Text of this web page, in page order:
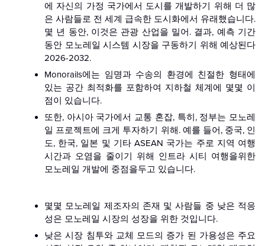
에 자신의 가정 국가에서 도시를 개발하기 위해 더 많
은 사람들로 전 세계 급속한 도시화에서 유래했습니다.
몇 년 동안, 이것은 관광 산업을 밀어. 결과, 예측 기간
동안 모노레일 시스템 시장을 구동하기 위해 예상된다
2026-2032.
Monorails에는 임명과 수송의 환경에 친절한 형태에
있는 공간 최적화를 포함하여 지하철 체계에 몇몇 이
점이 있습니다.
또한, 아시아 국가에서 교통 혼잡, 특히, 정부는 모노레
일 프로젝트에 크게 투자하기 위해. 예를 들어, 중국, 인
도, 한국, 일본 및 기타 ASEAN 국가는 주로 지역 여행
시간과 오염을 줄이기 위해 인트라 시티 여행을위한
모노레일 개발에 중점을두고 있습니다.
몇몇 모노레일 제조자의 존재 및 사람들 중 낮은 적응
성은 모노레일 시장의 성장을 위한 것입니다.
낮은 시장 침투와 교체 모드의 증가 된 가용성은 주요